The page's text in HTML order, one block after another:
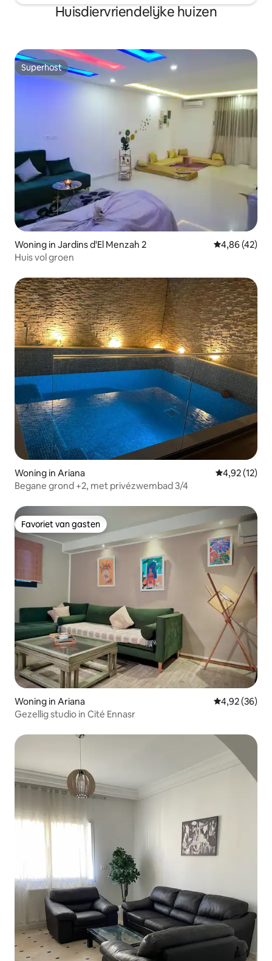
Huisdiervriendelijke huizen
Superhost
Superhost
Woning in Jardins d'El Menzah 2 Gemiddelde
4,86 (42)
Huis vol groen
Woning in Ariana Gemiddelde
4,92 (12)
Begane grond +2, met privézwembad 3/4
Favoriet van gasten
Favoriet van gasten
Woning in Ariana Gemiddelde
4,92 (36)
Gezellig studio in Cité Ennasr